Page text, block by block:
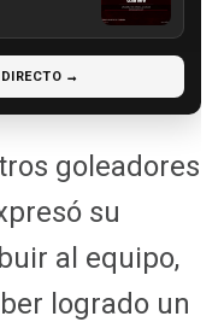
DIRECTO →
goleadores
su
al equipo,
logrado un